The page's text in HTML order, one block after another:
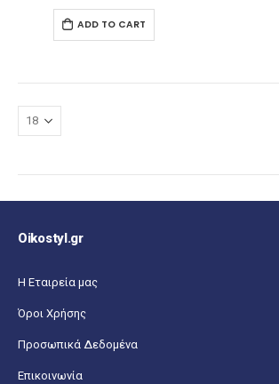
ADD TO CART
Oikostyl.gr
Η Εταιρεία μας
Όροι Χρήσης
Προσωπικά Δεδομένα
Επικοινωνία